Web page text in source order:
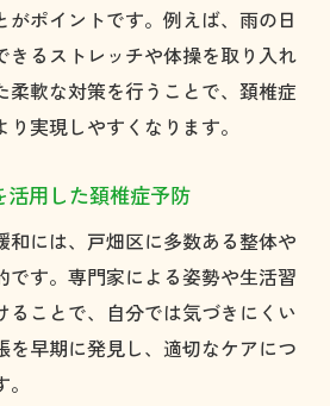
がポイントです。例えば、雨の日
きるストレッチや体操を取り入れ
柔軟な対策を行うことで、頚椎症
実現しやすくなります。
用した頚椎症予防
和には、戸畑区に多数ある整体や
です。専門家による姿勢や生活習
ることで、自分では気づきにくい
を早期に発見し、適切なケアにつ